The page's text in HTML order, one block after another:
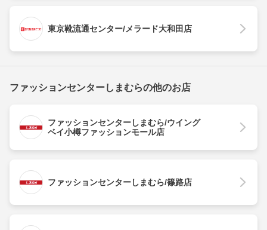
東京靴流通センター/メラード大和田店
ファッションセンターしまむらの他のお店
ファッションセンターしまむら/ウイング
ベイ小樽ファッションモール店
ファッションセンターしまむら/篠路店